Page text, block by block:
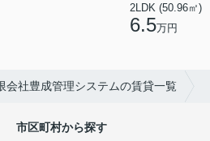
2LDK (50.96㎡)
6.5万円
会社豊成管理システムの賃貸一覧
市区町村から探す